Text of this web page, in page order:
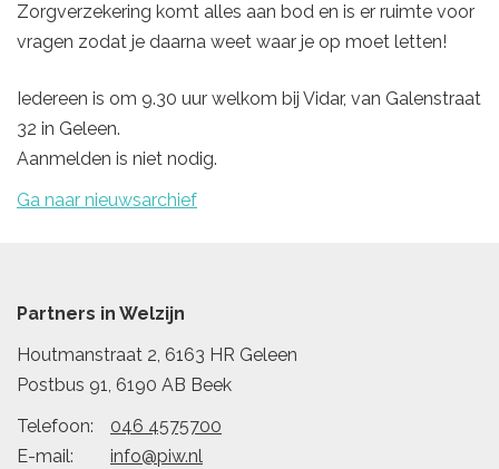
Zorgverzekering komt alles aan bod en is er ruimte voor
vragen zodat je daarna weet waar je op moet letten!
Iedereen is om 9.30 uur welkom bij Vidar, van Galenstraat
32 in Geleen.
Aanmelden is niet nodig.
Ga naar nieuwsarchief
Partners in Welzijn
Houtmanstraat 2, 6163 HR Geleen
Postbus 91, 6190 AB Beek
Telefoon:
046 4575700
E-mail:
info@piw.nl